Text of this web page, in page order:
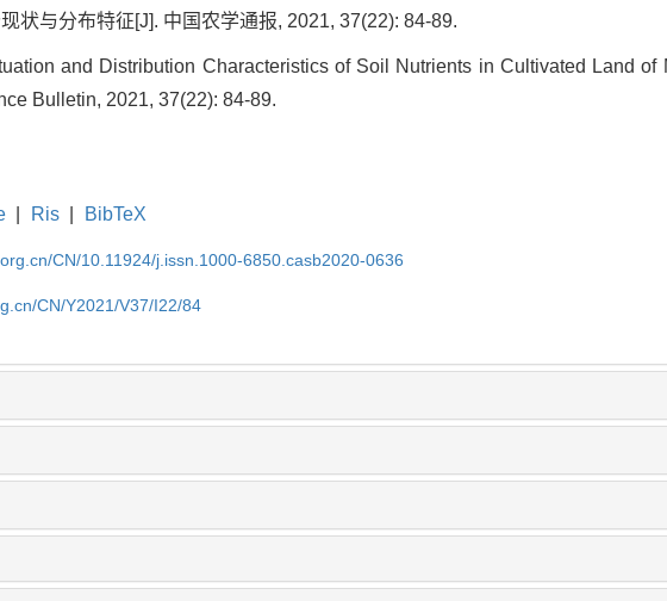
状与分布特征[J]. 中国农学通报, 2021, 37(22): 84-89.
and Distribution Characteristics of Soil Nutrients in Cultivated Land of
Bulletin, 2021, 37(22): 84-89.
Ris BibTeX
CN/10.11924/j.issn.1000-6850.casb2020-0636
CN/Y2021/V37/I22/84